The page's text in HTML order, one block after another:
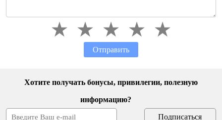
Отправить
Хотите получать бонусы, привилегии, полезную
информацию?